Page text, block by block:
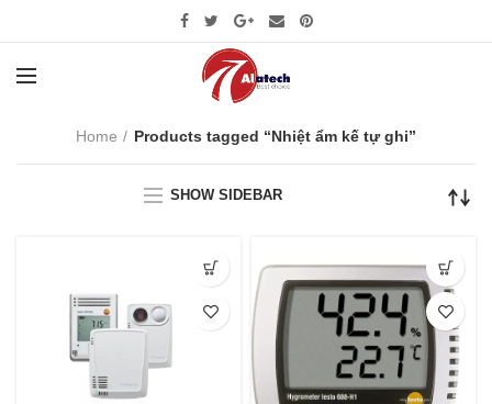
Home Products tagged “Nhiệt ẩm kế tự ghi”
SHOW SIDEBAR